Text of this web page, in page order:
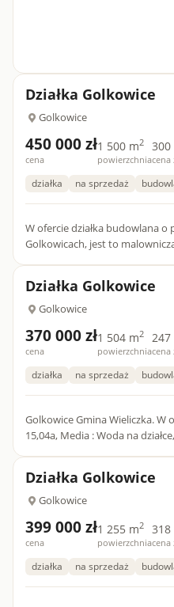
Działka Golkowice
Golkowice
450 000 zł
cena
1 500 m2
powierzchnia
300
cena
działka na sprzedaż
W ofercie działka budowlana o pow. 15a.
Golkowicach, jest to
Działka Golkowice
Golkowice
370 000 zł
cena
1 504 m2
powierzchnia
247
cena
działka na sprzedaż
Golkowice Gmina Wieliczka. W ofercie działka budowlana o pow.
15,04a, Media : Woda na działce, Gaz ok 20m w drodze, Prąd ok
Działka Golkowice
Golkowice
399 000 zł
cena
1 255 m2
powierzchnia
318
cena
działka na sprzedaż